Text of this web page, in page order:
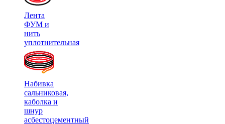
Лента
ФУМ и
нить
уплотнительная
Набивка
сальниковая,
каболка и
шнур
асбестоцементный